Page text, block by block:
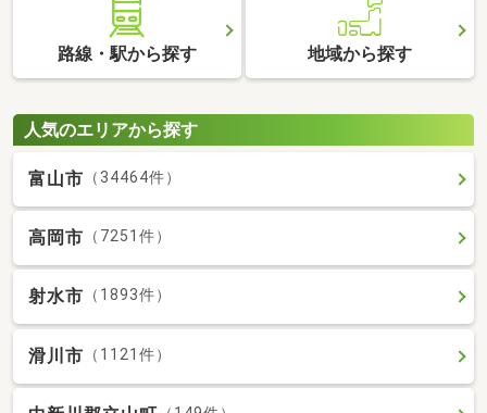
路線・駅から探す 地域から探す
人気のエリアから探す
富山市 （34464件）
高岡市 （7251件）
射水市 （1893件）
滑川市 （1121件）